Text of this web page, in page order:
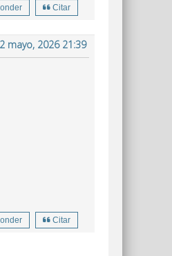
Citar
mayo, 2026 21:39
Citar